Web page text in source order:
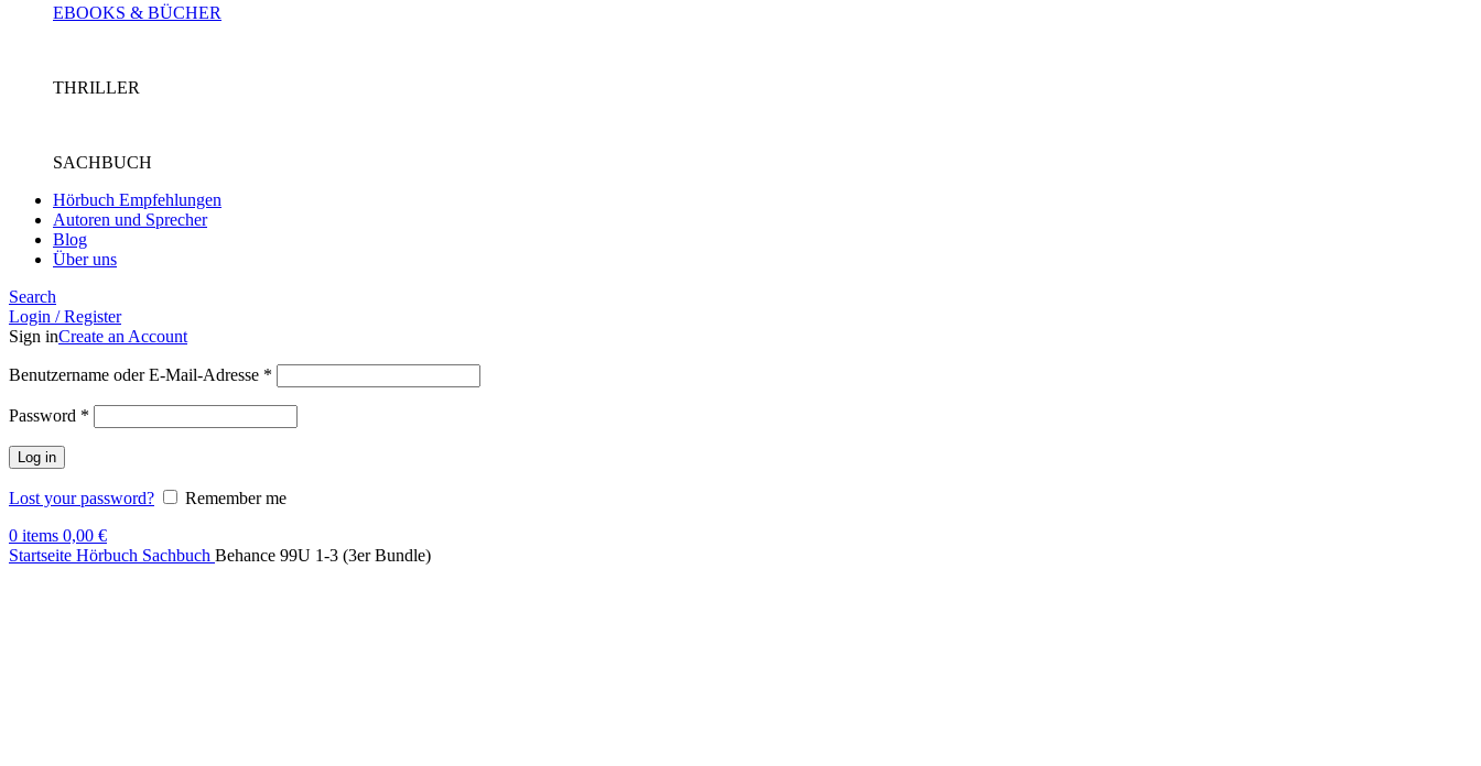
EBOOKS & BÜCHER
THRILLER
SACHBUCH
Hörbuch Empfehlungen
Autoren und Sprecher
Blog
Über uns
Search
Login / Register
Sign inCreate an Account
Benutzername oder E-Mail-Adresse *
Password *
Log in
Lost your password?
Remember me
0 items 0,00 €
Startseite Hörbuch Sachbuch Behance 99U 1-3 (3er Bundle)